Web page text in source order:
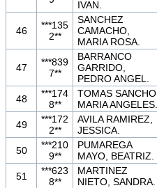
IVAN.
46
***135
2**
SANCHEZ
CAMACHO,
MARIA ROSA.
47
***839
7**
BARRANCO
GARRIDO,
PEDRO ANGEL.
48
***174
8**
TOMAS SANCHO,
MARIA ANGELES.
49
***172
2**
AVILA RAMIREZ,
JESSICA.
50
***210
9**
PUMAREGA
MAYO, BEATRIZ.
51
***623
8**
MARTINEZ
NIETO, SANDRA.